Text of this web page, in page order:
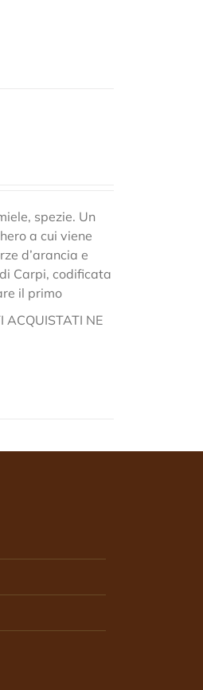
spezie. Un
a cui viene
d’arancia e
Carpi, codificata
il primo
ACQUISTATI NE